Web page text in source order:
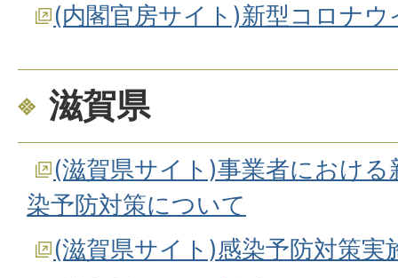
(内閣官房サイト)新型コロナ
滋賀県
(滋賀県サイト)事業者におけ
染予防対策について
(滋賀県サイト)感染予防対策実